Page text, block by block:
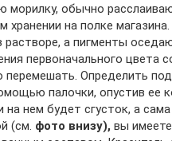
морилку, обычно
хранении на полке
растворе, а пигменты
первоначального цвета
перемешать. Определить
палочки, опустив ее
на нем будет сгусток, а
(см. фото внизу), вы